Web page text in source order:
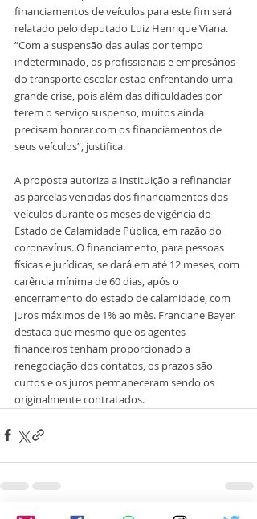
financiamentos de veículos para este fim será
relatado pelo deputado Luiz Henrique Viana.
“Com a suspensão das aulas por tempo
indeterminado, os profissionais e empresários
do transporte escolar estão enfrentando uma
grande crise, pois além das dificuldades por
terem o serviço suspenso, muitos ainda
precisam honrar com os financiamentos de
seus veículos”, justifica.
A proposta autoriza a instituição a refinanciar
as parcelas vencidas dos financiamentos dos
veículos durante os meses de vigência do
Estado de Calamidade Pública, em razão do
coronavírus. O financiamento, para pessoas
físicas e jurídicas, se dará em até 12 meses, com
carência mínima de 60 dias, após o
encerramento do estado de calamidade, com
juros máximos de 1% ao mês. Franciane Bayer
destaca que mesmo que os agentes
financeiros tenham proporcionado a
renegociação dos contatos, os prazos são
curtos e os juros permaneceram sendo os
originalmente contratados.